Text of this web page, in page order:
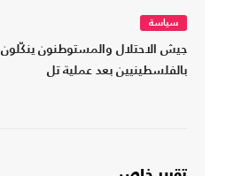
سياسة
جيش الاحتلال والمستوطنون ينكّلون
بالفلسطينيين بعد عملية تل